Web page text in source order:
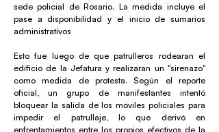
sede policial de Rosario. La medida incluye el
pase a disponibilidad y el inicio de sumarios
administrativos
Esto fue luego de que patrulleros rodearan el
edificio de la Jefatura y realizaran un "sirenazo"
como medida de protesta. Según el reporte
oficial, un grupo de manifestantes intentó
bloquear la salida de los móviles policiales para
impedir el patrullaje, lo que derivó en
enfrentamientos entre los propios efectivos de la